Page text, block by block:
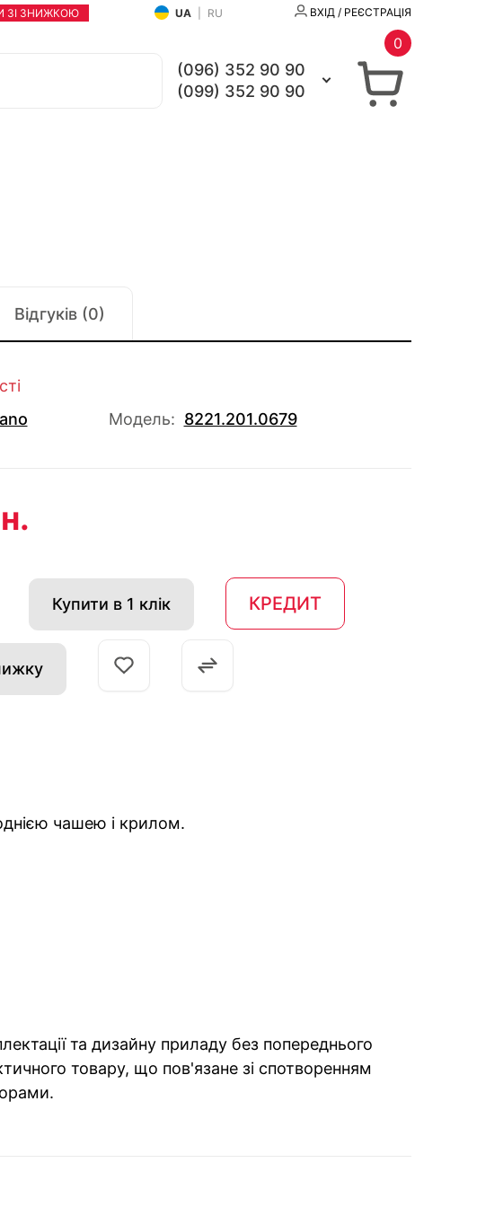
ЗІ ЗНИЖКОЮ UA RU ВХІД / РЕЄСТРАЦІЯ
(096) 352 90 90
(099) 352 90 90
0
Відгуків (0)
Модель: 8221.201.0679
Купити в 1 клік КРЕДИТ
чашею і крилом.
та дизайну приладу без попереднього
товару, що пов'язане зі спотворенням